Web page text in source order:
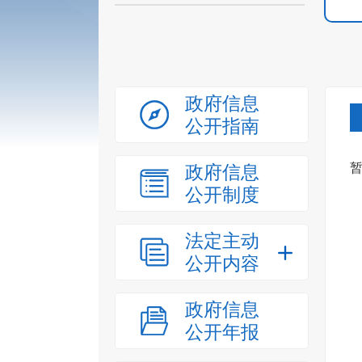
政府信息
公开指南
政府信息
公开制度
法定主动
公开内容
政府信息
公开年报